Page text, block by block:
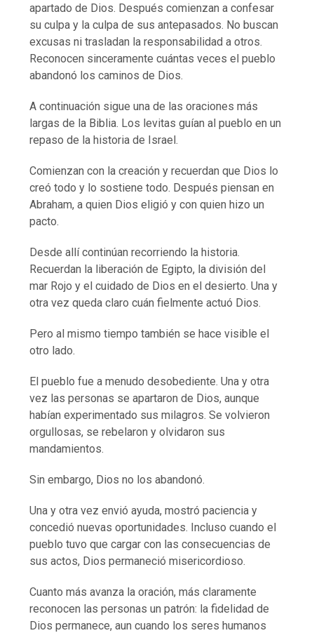
apartado de Dios. Después comienzan a confesar
su culpa y la culpa de sus antepasados. No buscan
excusas ni trasladan la responsabilidad a otros.
Reconocen sinceramente cuántas veces el pueblo
abandonó los caminos de Dios.
A continuación sigue una de las oraciones más
largas de la Biblia. Los levitas guían al pueblo en un
repaso de la historia de Israel.
Comienzan con la creación y recuerdan que Dios lo
creó todo y lo sostiene todo. Después piensan en
Abraham, a quien Dios eligió y con quien hizo un
pacto.
Desde allí continúan recorriendo la historia.
Recuerdan la liberación de Egipto, la división del
mar Rojo y el cuidado de Dios en el desierto. Una y
otra vez queda claro cuán fielmente actuó Dios.
Pero al mismo tiempo también se hace visible el
otro lado.
El pueblo fue a menudo desobediente. Una y otra
vez las personas se apartaron de Dios, aunque
habían experimentado sus milagros. Se volvieron
orgullosas, se rebelaron y olvidaron sus
mandamientos.
Sin embargo, Dios no los abandonó.
Una y otra vez envió ayuda, mostró paciencia y
concedió nuevas oportunidades. Incluso cuando el
pueblo tuvo que cargar con las consecuencias de
sus actos, Dios permaneció misericordioso.
Cuanto más avanza la oración, más claramente
reconocen las personas un patrón: la fidelidad de
Dios permanece, aun cuando los seres humanos